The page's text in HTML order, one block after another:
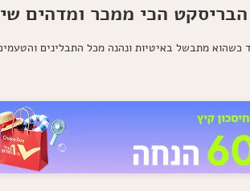
הכי ממכר ומדהים
כשהוא מתבשל באיטיות ונהנה מכל התבלינים